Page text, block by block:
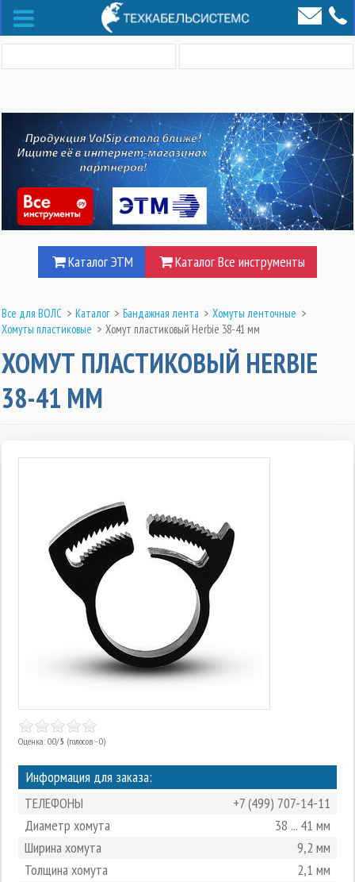
Каталог ЭТМ Каталог Все инструменты
Все для ВОЛС > Каталог > Бандажная лента > Хомуты ленточные >
Хомуты пластиковые > Хомут пластиковый Herbie 38-41 мм
ХОМУТ ПЛАСТИКОВЫЙ HERBIE
38-41 ММ
Оценка: 0.0/5 (голосов - 0)
Информация для заказа:
ТЕЛЕФОНЫ
+7 (499) 707-14-11
Диаметр хомута
38 ... 41 мм
Ширина хомута
9,2 мм
Толщина хомута
2,1 мм